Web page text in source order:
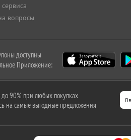
вопросы
доступны
Приложение:
90% при любых покупках
на самые выгодные предложения